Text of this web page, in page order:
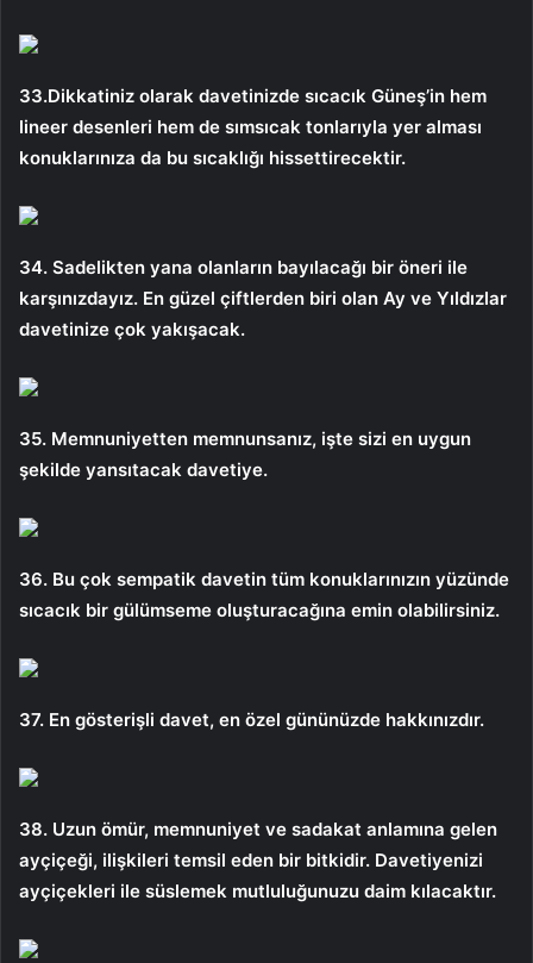
33.Dikkatiniz olarak davetinizde sıcacık Güneş’in hem
lineer desenleri hem de sımsıcak tonlarıyla yer alması
konuklarınıza da bu sıcaklığı hissettirecektir.
34. Sadelikten yana olanların bayılacağı bir öneri ile
karşınızdayız. En güzel çiftlerden biri olan Ay ve Yıldızlar
davetinize çok yakışacak.
35. Memnuniyetten memnunsanız, işte sizi en uygun
şekilde yansıtacak davetiye.
36. Bu çok sempatik davetin tüm konuklarınızın yüzünde
sıcacık bir gülümseme oluşturacağına emin olabilirsiniz.
37. En gösterişli davet, en özel gününüzde hakkınızdır.
38. Uzun ömür, memnuniyet ve sadakat anlamına gelen
ayçiçeği, ilişkileri temsil eden bir bitkidir. Davetiyenizi
ayçiçekleri ile süslemek mutluluğunuzu daim kılacaktır.